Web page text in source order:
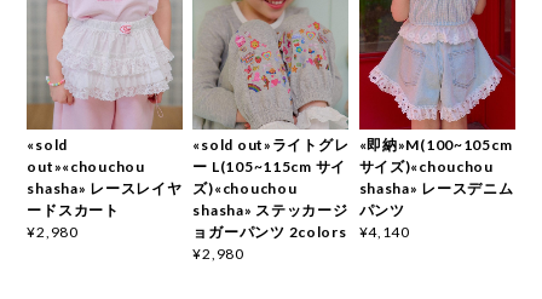
«sold
out»«chouchou
shasha» レースレイヤ
ードスカート
¥2,980
«sold out»ライトグレ
ー L(105~115cm サイ
ズ)«chouchou
shasha» ステッカージ
ョガーパンツ 2colors
¥2,980
«即納»M(100~105cm
サイズ)«chouchou
shasha» レースデニム
パンツ
¥4,140